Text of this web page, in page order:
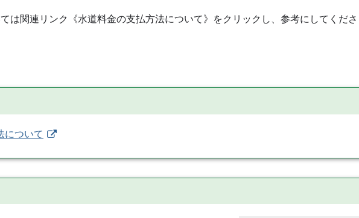
は関連リンク《水道料金の支払方法について》をクリックし、参考にしてくださ
について